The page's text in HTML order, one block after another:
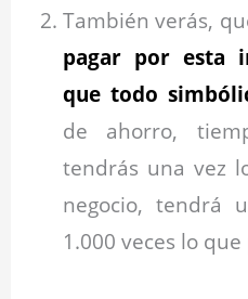
También verás,
pagar por esta
que todo
de ahorro,
tendrás una vez
negocio, tendrá
1.000 veces lo